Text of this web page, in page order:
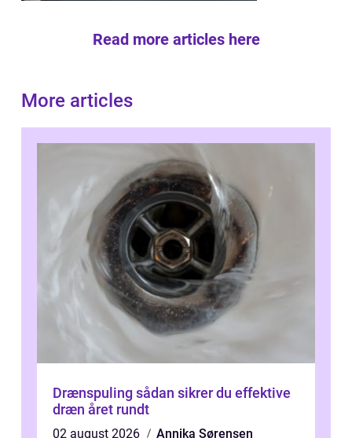
Read more articles here
More articles
Drænspuling sådan sikrer du effektive
dræn året rundt
02 august 2026
Annika Sørensen